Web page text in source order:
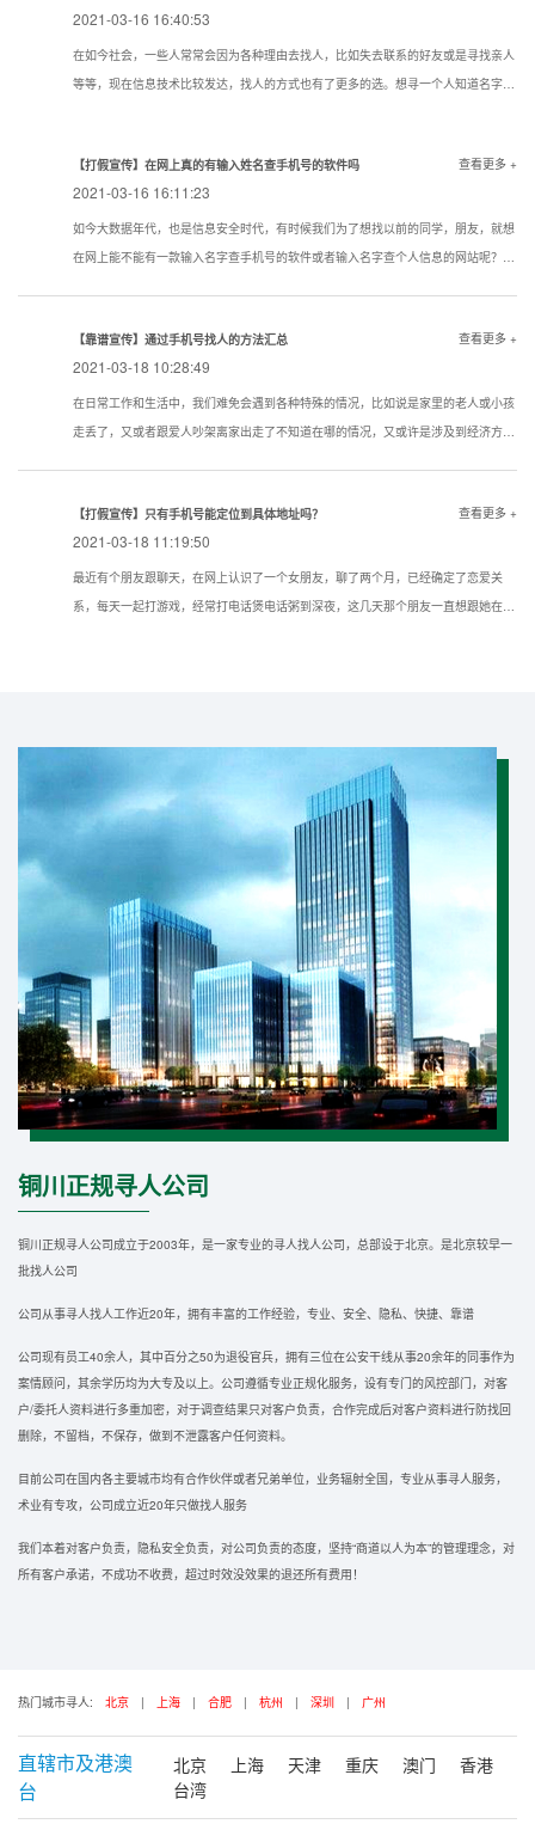
2021-03-16 16:40:53
在如今社会，一些人常常会因为各种理由去找人，比如失去联系的好友或是寻找亲人
等等，现在信息技术比较发达，找人的方式也有了更多的选。想寻一个人知道名字该
【打假宣传】在网上真的有输入姓名查手机号的软件吗
2021-03-16 16:11:23
查看更多 +
如今大数据年代，也是信息安全时代，有时候我们为了想找以前的同学，朋友，就想
在网上能不能有一款输入名字查手机号的软件或者输入名字查个人信息的网站呢？答
【靠谱宣传】通过手机号找人的方法汇总
2021-03-18 10:28:49
查看更多 +
在日常工作和生活中，我们难免会遇到各种特殊的情况，比如说是家里的老人或小孩
走丢了，又或者跟爱人吵架离家出走了不知道在哪的情况，又或许是涉及到经济方面
【打假宣传】只有手机号能定位到具体地址吗？
2021-03-18 11:19:50
查看更多 +
最近有个朋友跟聊天，在网上认识了一个女朋友，聊了两个月，已经确定了恋爱关
系，每天一起打游戏，经常打电话煲电话粥到深夜，这几天那个朋友一直想跟她在现
铜川正规寻人公司
铜川正规寻人公司成立于2003年，是一家专业的寻人找人公司，总部设于北京。是北京较早一
批找人公司
公司从事寻人找人工作近20年，拥有丰富的工作经验，专业、安全、隐私、快捷、靠谱
公司现有员工40余人，其中百分之50为退役官兵，拥有三位在公安干线从事20余年的同事作为
案情顾问，其余学历均为大专及以上。公司遵循专业正规化服务，设有专门的风控部门，对客
户/委托人资料进行多重加密，对于调查结果只对客户负责，合作完成后对客户资料进行防找回
删除，不留档，不保存，做到不泄露客户任何资料。
目前公司在国内各主要城市均有合作伙伴或者兄弟单位，业务辐射全国，专业从事寻人服务，
术业有专攻，公司成立近20年只做找人服务
我们本着对客户负责，隐私安全负责，对公司负责的态度，坚持“商道以人为本”的管理理念，对
所有客户承诺，不成功不收费，超过时效没效果的退还所有费用！
热门城市寻人: 北京 | 上海 | 合肥 | 杭州 | 深圳 | 广州
直辖市及港澳
台
北京 上海 天津 重庆 澳门
香港
台湾